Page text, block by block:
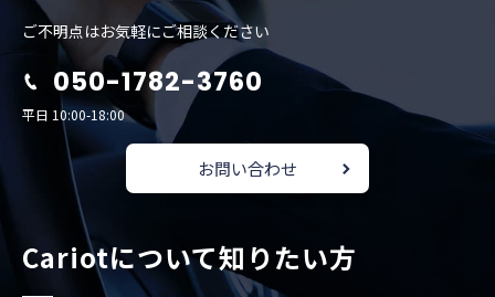
ご不明点はお気軽にご相談ください
050-1782-3760
平日 10:00-18:00
お問い合わせ
Cariotについて知りたい方